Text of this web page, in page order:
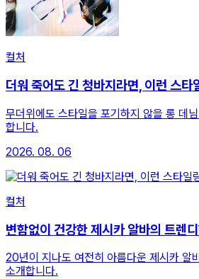
컬처
더워 죽어도 긴 청바지라면, 이런 스타
무더위에도 스타일을 포기하지 않을 롱 데
합니다.
2026. 08. 06
컬처
변함없이 건강한 제시카 알바의 트렌
20년이 지나도 여전히 아름다운 제시카 알
소개합니다.